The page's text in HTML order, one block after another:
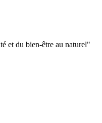
et du bien-être au naturel"